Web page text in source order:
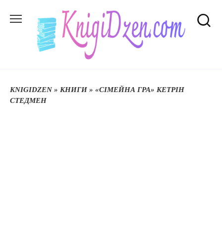
до
KNIGIDZEN» КНИГИ » «СІМЕЙНА ГРА» КЕТРІН
СТЕДМЕН